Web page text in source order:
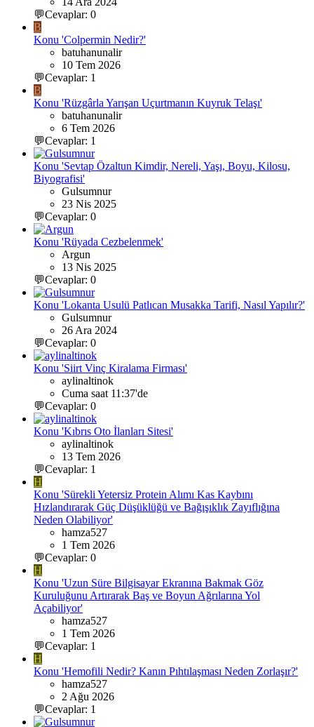
💬Cevaplar: 0
B
Konu 'Colpermin Nedir?'
batuhanunalir
10 Tem 2026
💬Cevaplar: 1
B
Konu 'Rüzgârla Yarışan Uçurtmanın Kuyruk Telaşı'
batuhanunalir
6 Tem 2026
💬Cevaplar: 1
Konu 'Sevtap Özaltun Kimdir, Nereli, Yaşı, Boyu, Kilosu,
Biyografisi'
Gulsumnur
23 Nis 2025
💬Cevaplar: 0
Konu 'Rüyada Cezbelenmek'
Argun
13 Nis 2025
💬Cevaplar: 0
Konu 'Lokanta Usulü Patlıcan Musakka Tarifi, Nasıl Yapılır?'
Gulsumnur
26 Ara 2024
💬Cevaplar: 0
Konu 'Siirt Vinç Kiralama Firması'
aylinaltinok
Cuma saat 11:37'de
💬Cevaplar: 0
Konu 'Kıbrıs Oto İlanları Sitesi'
aylinaltinok
13 Tem 2026
💬Cevaplar: 1
H
Konu 'Sürekli Yetersiz Protein Alımı Kas Kaybını
Hızlandırarak Güç Düşüklüğü ve Bağışıklık Zayıflığına
Neden Olabiliyor'
hamza527
1 Tem 2026
💬Cevaplar: 0
H
Konu 'Uzun Süre Bilgisayar Ekranına Bakmak Göz
Kuruluğunu Artırarak Baş ve Boyun Ağrılarına Yol
Açabiliyor'
hamza527
1 Tem 2026
💬Cevaplar: 1
H
Konu 'Hemofili Nedir? Kanın Pıhtılaşması Neden Zorlaşır?'
hamza527
2 Ağu 2026
💬Cevaplar: 1